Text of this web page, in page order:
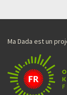
Ma Dada est un